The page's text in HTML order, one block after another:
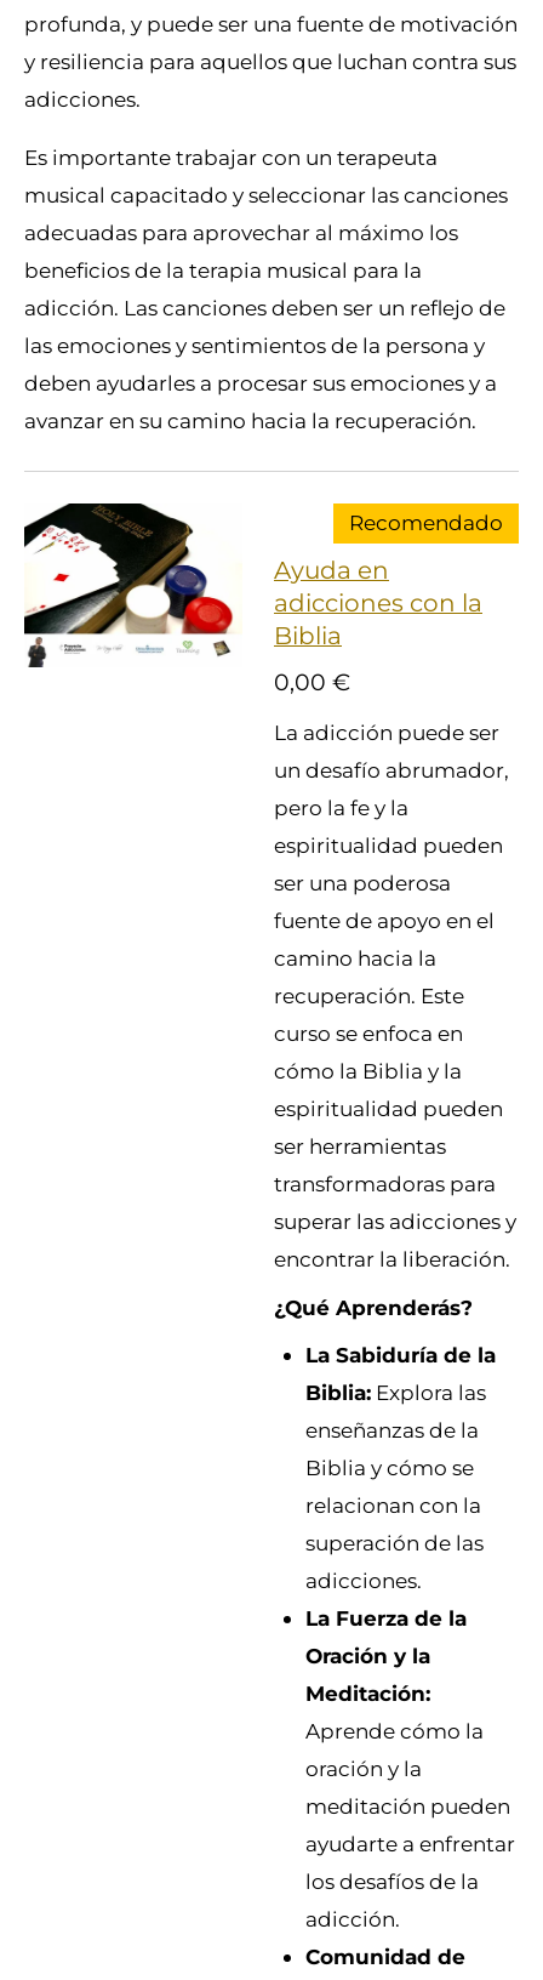
profunda, y puede ser una fuente de motivación
y resiliencia para aquellos que luchan contra sus
adicciones.
Es importante trabajar con un terapeuta
musical capacitado y seleccionar las canciones
adecuadas para aprovechar al máximo los
beneficios de la terapia musical para la
adicción. Las canciones deben ser un reflejo de
las emociones y sentimientos de la persona y
deben ayudarles a procesar sus emociones y a
avanzar en su camino hacia la recuperación.
Recomendado
Ayuda en
adicciones con la
Biblia
0,00 €
La adicción puede ser
un desafío abrumador,
pero la fe y la
espiritualidad pueden
ser una poderosa
fuente de apoyo en el
camino hacia la
recuperación. Este
curso se enfoca en
cómo la Biblia y la
espiritualidad pueden
ser herramientas
transformadoras para
superar las adicciones y
encontrar la liberación.
¿Qué Aprenderás?
La Sabiduría de la
Biblia: Explora las
enseñanzas de la
Biblia y cómo se
relacionan con la
superación de las
adicciones.
La Fuerza de la
Oración y la
Meditación:
Aprende cómo la
oración y la
meditación pueden
ayudarte a enfrentar
los desafíos de la
adicción.
Comunidad de